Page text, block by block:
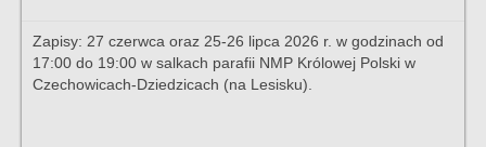
Zapisy: 27 czerwca oraz 25-26 lipca 2026 r. w godzinach od
17:00 do 19:00 w salkach parafii NMP Królowej Polski w
Czechowicach-Dziedzicach (na Lesisku).